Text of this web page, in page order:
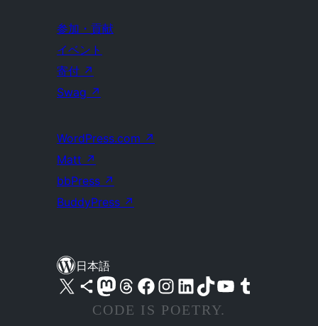
参加・貢献
イベント
寄付 ↗
Swag ↗
WordPress.com ↗
Matt ↗
bbPress ↗
BuddyPress ↗
日本語
X (旧 Twitter) アカウントへ Bluesky アカウントへ Mastodon アカウントへ Threads アカウントへ Facebook ページへ Instagram アカウントへ LinkedIn アカウントへTikTok アカウントへ YouTube チャンネルへ Tumblr アカウントへ
CODE IS POETRY.